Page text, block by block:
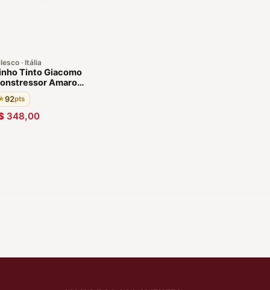
· Itália
Tinto Giacomo
Amarone
Valpolicella
DOCG 92 Pontos
Uvas Corvina,
e Molinara
92pts
348,00